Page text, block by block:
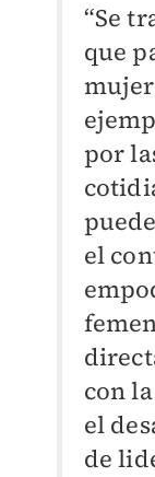
“Se
que
por
el
con
el
de